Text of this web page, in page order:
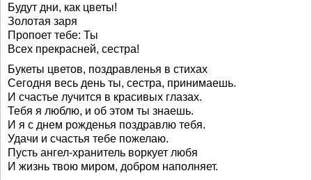
Будут дни, как цветы!
Золотая заря
Пропоет тебе: Ты
Всех прекрасней, сестра!
Букеты цветов, поздравленья в стихах
Сегодня весь день ты, сестра, принимаешь.
И счастье лучится в красивых глазах.
Тебя я люблю, и об этом ты знаешь.
И я с днем рожденья поздравлю тебя.
Удачи и счастья тебе пожелаю.
Пусть ангел-хранитель воркует любя
И жизнь твою миром, добром наполняет.